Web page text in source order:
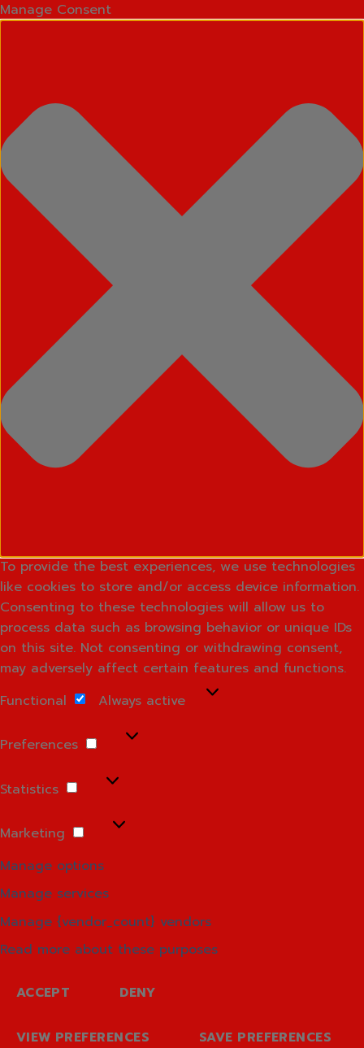
Manage Consent
To provide the best experiences, we use technologies
like cookies to store and/or access device information.
Consenting to these technologies will allow us to
process data such as browsing behavior or unique IDs
on this site. Not consenting or withdrawing consent,
may adversely affect certain features and functions.
Functional
Always active
Preferences
Preferences
Statistics
Statistics
Marketing
Marketing
Manage options
Manage services
Manage {vendor_count} vendors
Read more about these purposes
ACCEPT DENY
VIEW PREFERENCES
SAVE PREFERENCES